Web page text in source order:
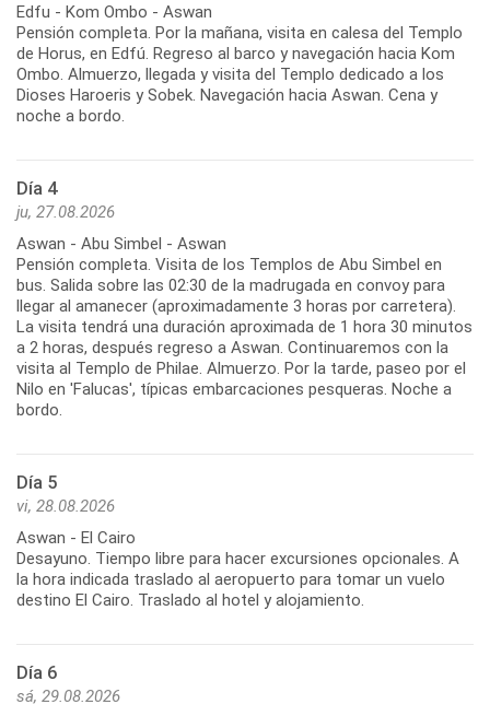
Edfu - Kom Ombo - Aswan
Pensión completa. Por la mañana, visita en calesa del Templo
de Horus, en Edfú. Regreso al barco y navegación hacia Kom
Ombo. Almuerzo, llegada y visita del Templo dedicado a los
Dioses Haroeris y Sobek. Navegación hacia Aswan. Cena y
noche a bordo.
Día 4
ju, 27.08.2026
Aswan - Abu Simbel - Aswan
Pensión completa. Visita de los Templos de Abu Simbel en
bus. Salida sobre las 02:30 de la madrugada en convoy para
llegar al amanecer (aproximadamente 3 horas por carretera).
La visita tendrá una duración aproximada de 1 hora 30 minutos
a 2 horas, después regreso a Aswan. Continuaremos con la
visita al Templo de Philae. Almuerzo. Por la tarde, paseo por el
Nilo en 'Falucas', típicas embarcaciones pesqueras. Noche a
bordo.
Día 5
vi, 28.08.2026
Aswan - El Cairo
Desayuno. Tiempo libre para hacer excursiones opcionales. A
la hora indicada traslado al aeropuerto para tomar un vuelo
destino El Cairo. Traslado al hotel y alojamiento.
Día 6
sá, 29.08.2026